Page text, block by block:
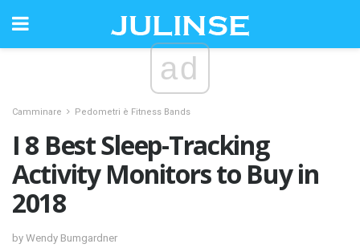
ad
Camminare Pedometri è Fitness Bands
I 8 Best Sleep-Tracking
Activity Monitors to Buy in
2018
by Wendy Bumgardner